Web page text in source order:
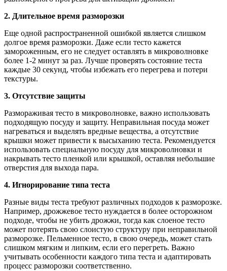
2. Длительное время разморозки
Еще одной распространенной ошибкой является слишком
долгое время разморозки. Даже если тесто кажется
замороженным, его не следует оставлять в микроволновке
более 1-2 минут за раз. Лучше проверять состояние теста
каждые 30 секунд, чтобы избежать его перегрева и потери
текстуры.
3. Отсутствие защиты
Размораживая тесто в микроволновке, важно использовать
подходящую посуду и защиту. Неправильная посуда может
нагреваться и выделять вредные вещества, а отсутствие
крышки может привести к высыханию теста. Рекомендуется
использовать специальную посуду для микроволновки и
накрывать тесто пленкой или крышкой, оставляя небольшие
отверстия для выхода пара.
4. Игнорирование типа теста
Разные виды теста требуют различных подходов к разморозке.
Например, дрожжевое тесто нуждается в более осторожном
подходе, чтобы не убить дрожжи, тогда как слоеное тесто
может потерять свою слоистую структуру при неправильной
разморозке. Пельменное тесто, в свою очередь, может стать
слишком мягким и липким, если его перегреть. Важно
учитывать особенности каждого типа теста и адаптировать
процесс разморозки соответственно.